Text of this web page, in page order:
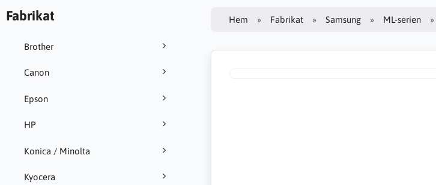
Fabrikat
Brother
Canon
Epson
HP
Konica / Minolta
Kyocera
Hem Fabrikat Samsung ML-serien